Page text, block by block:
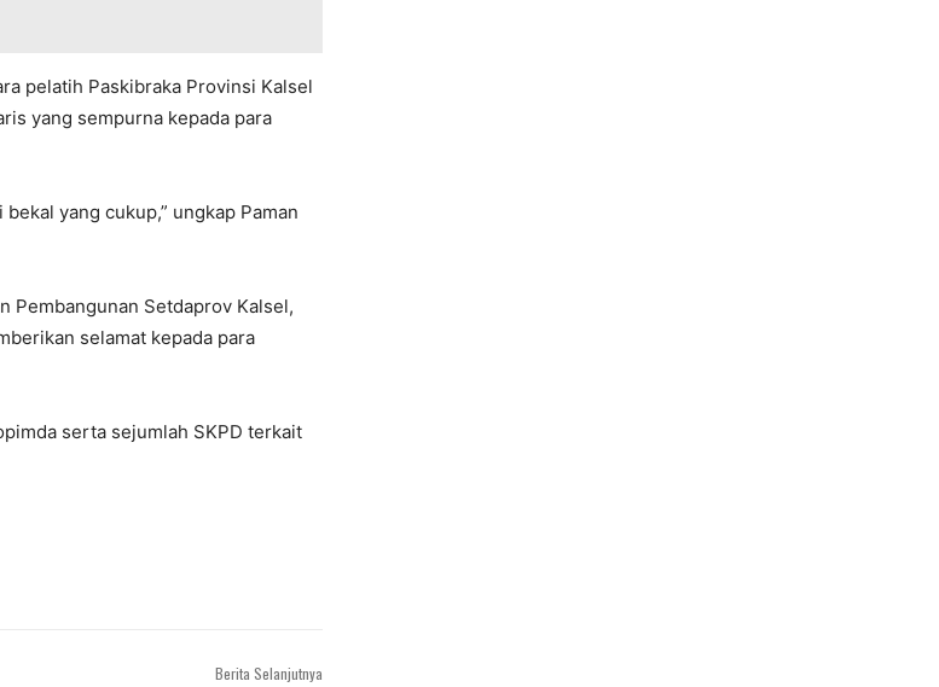
pelatih Paskibraka Provinsi Kalsel
yang sempurna kepada para
yang cukup,” ungkap Paman
Pembangunan Setdaprov Kalsel,
selamat kepada para
serta sejumlah SKPD terkait
Berita Selanjutnya